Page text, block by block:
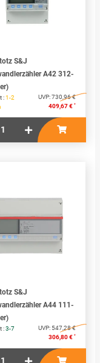
S&J
A42 312-
:1-2
UVP:730,96 €
409,67 € *
S&J
A44 111-
:3-7
UVP: 547,28 €
306,80 € *